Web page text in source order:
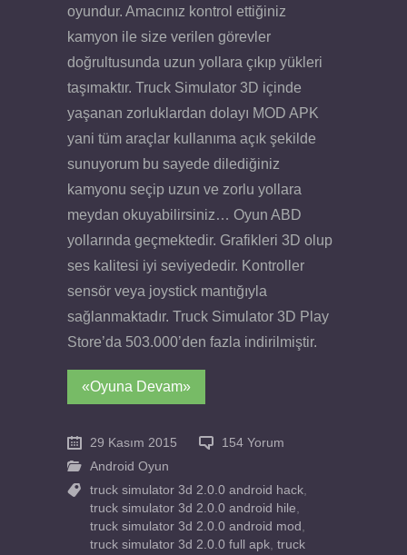
oyundur. Amacınız kontrol ettiğiniz
kamyon ile size verilen görevler
doğrultusunda uzun yollara çıkıp yükleri
taşımaktır. Truck Simulator 3D içinde
yaşanan zorluklardan dolayı MOD APK
yani tüm araçlar kullanıma açık şekilde
sunuyorum bu sayede dilediğiniz
kamyonu seçip uzun ve zorlu yollara
meydan okuyabilirsiniz… Oyun ABD
yollarında geçmektedir. Grafikleri 3D olup
ses kalitesi iyi seviyededir. Kontroller
sensör veya joystick mantığıyla
sağlanmaktadır. Truck Simulator 3D Play
Store’da 503.000’den fazla indirilmiştir.
«Oyuna Devam»
29 Kasım 2015
154 Yorum
Android Oyun
truck simulator 3d 2.0.0 android hack,
truck simulator 3d 2.0.0 android hile,
truck simulator 3d 2.0.0 android mod ,
truck simulator 3d 2.0.0 full apk, truck